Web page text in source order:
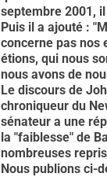
septembre 2001,
Puis il a ajouté :
concerne pas nos
étions, qui nous
nous avons de
Le discours de
chroniqueur du
sénateur a une
la "faiblesse" de
nombreuses
Nous publions ci-